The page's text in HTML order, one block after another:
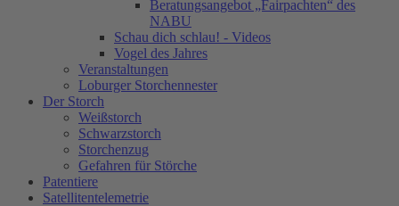
Beratungsangebot „Fairpachten“ des
NABU
Schau dich schlau! - Videos
Vogel des Jahres
Veranstaltungen
Loburger Storchennester
Der Storch
Weißstorch
Schwarzstorch
Storchenzug
Gefahren für Störche
Patentiere
Satellitentelemetrie